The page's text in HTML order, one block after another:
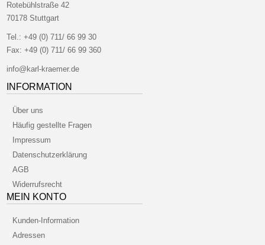
Rotebühlstraße 42
70178 Stuttgart
Tel.:+49 (0) 711/ 66 99 30
Fax: +49 (0) 711/ 66 99 360
info@karl-kraemer.de
INFORMATION
Über uns
Häufig gestellte Fragen
Impressum
Datenschutzerklärung
AGB
Widerrufsrecht
MEIN KONTO
Kunden-Information
Adressen